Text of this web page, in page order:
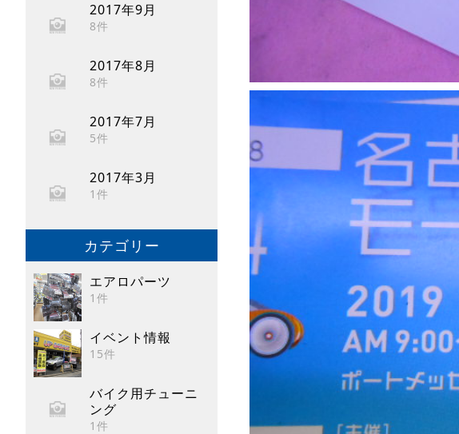
2017年9月
8件
2017年8月
8件
2017年7月
5件
2017年3月
1件
カテゴリー
エアロパーツ
1件
イベント情報
15件
バイク用チューニ
ング
1件